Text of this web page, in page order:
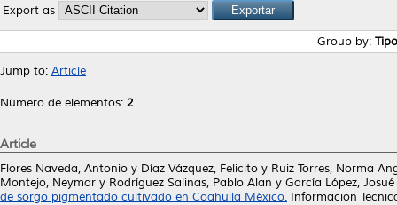
Export as
Group by:
Jump to: Article
Número de elementos: 2.
Article
Flores Naveda, Antonio y Díaz Vázquez, Felicito y Ruiz Torres, Norma
Montejo, Neymar y Rodríguez Salinas, Pablo Alan y García López,
de sorgo pigmentado cultivado en Coahuila México. Informacion